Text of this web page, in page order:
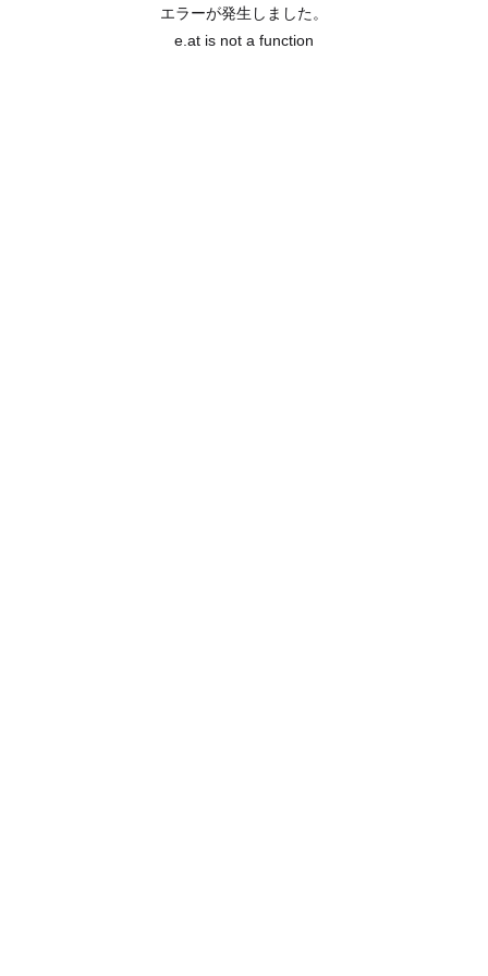
エラーが発生しました。
e.at is not a function